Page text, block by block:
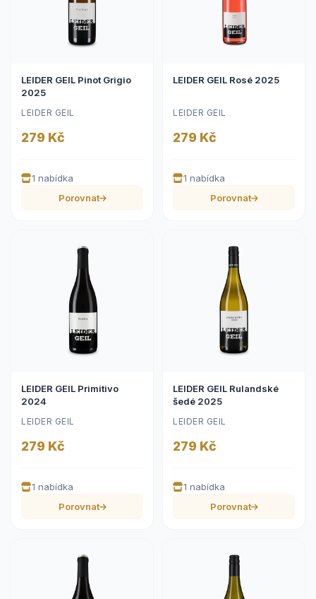
LEIDER GEIL Pinot Grigio
2025
LEIDER GEIL
279 Kč
1 nabídka
Porovnat
LEIDER GEIL Rosé 2025
LEIDER GEIL
279 Kč
1 nabídka
Porovnat
LEIDER GEIL Primitivo
2024
LEIDER GEIL
279 Kč
1 nabídka
Porovnat
LEIDER GEIL Rulandské
šedé 2025
LEIDER GEIL
279 Kč
1 nabídka
Porovnat